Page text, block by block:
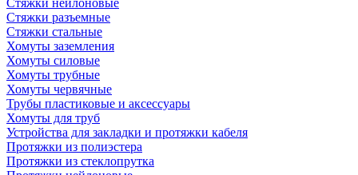
Стяжки нейлоновые
Стяжки разъемные
Стяжки стальные
Хомуты заземления
Хомуты силовые
Хомуты трубные
Хомуты червячные
Трубы пластиковые и аксессуары
Хомуты для труб
Устройства для закладки и протяжки кабеля
Протяжки из полиэстера
Протяжки из стеклопрутка